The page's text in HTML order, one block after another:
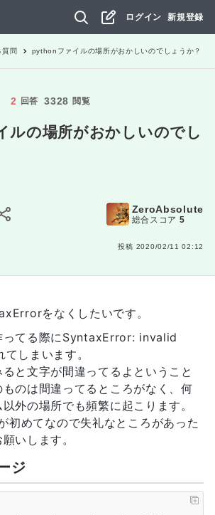
ログイン 新規登録
質問 pythonファイルの場所がおかしいのでしょうか？
2 回答 3328 閲覧
ルの場所がおかしいのでし
ZeroAbsolute
総合スコア 5
投稿 2020/02/11 02:12
をなくしたいです。
ってる際にSyntaxError: invalid
しまいます。
と文字が間違ってるよということ
のは間違ってるところがなく、何
外の場所でも頻繁に起こります。
初めてなので失礼なところがあった
いします。
ジ